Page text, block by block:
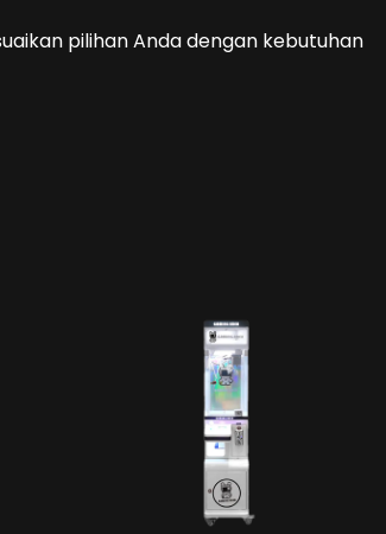
pilihan Anda dengan kebutuhan